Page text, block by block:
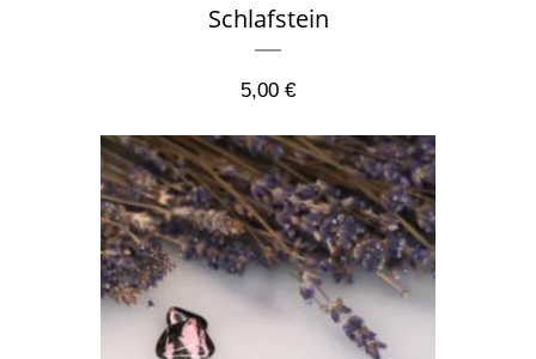
Schlafstein
5,00 €